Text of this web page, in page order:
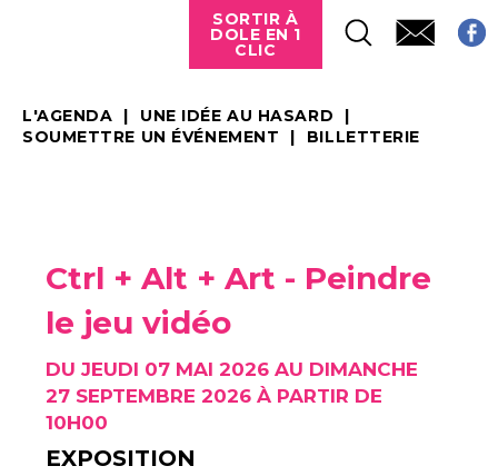
SORTIR À
DOLE EN 1
CLIC
L'AGENDA
UNE IDÉE AU HASARD
SOUMETTRE UN ÉVÉNEMENT
BILLETTERIE
Ctrl + Alt + Art - Peindre
le jeu vidéo
DU JEUDI 07 MAI 2026 AU DIMANCHE
27 SEPTEMBRE 2026 À PARTIR DE
10H00
EXPOSITION